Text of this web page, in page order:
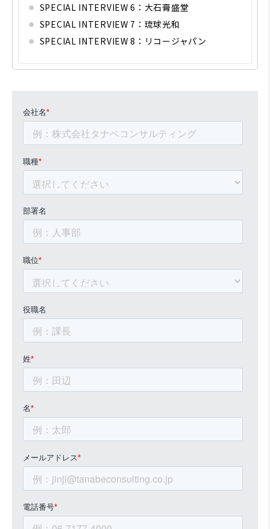
SPECIAL INTERVIEW 6：大石膏盛堂
SPECIAL INTERVIEW 7：琉球光和
SPECIAL INTERVIEW 8：リコージャパン